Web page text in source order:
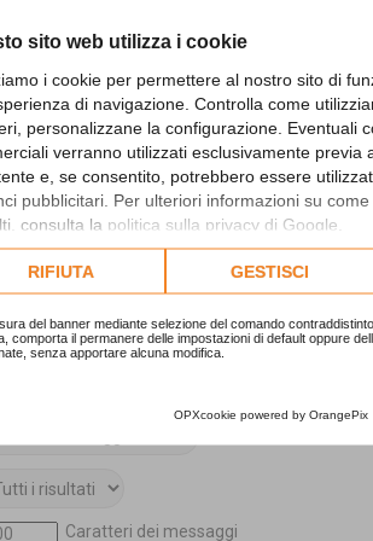
sito web utilizza i cookie
i cookie per permettere al nostro sito di
di navigazione. Controlla come
personalizzane la configurazione. Eventuali
verranno utilizzati esclusivamente previa
e, se consentito, potrebbero essere
pubblicitari. Per ulteriori informazioni su
consulta la politica sulla privacy di Google
l'informativa cookie completa.
RIFIUTA GESTISCI
del banner mediante selezione del comando
comporta il permanere delle impostazioni di default oppure
senza apportare alcuna modifica.
OPXcookie powered by OrangePix
No
Titolo e testo del messaggio
il primo messaggio dell’argomento
Caratteri dei messaggi